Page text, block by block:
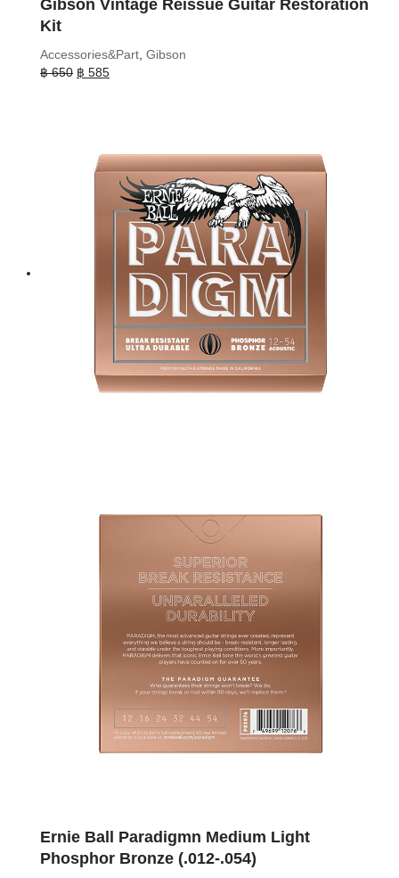
Gibson Vintage Reissue Guitar Restoration
Kit
Accessories&Part Gibson
฿650 Original
฿ 585Current
Ernie Ball Paradigmn Medium Light
Phosphor Bronze (.012-.054)